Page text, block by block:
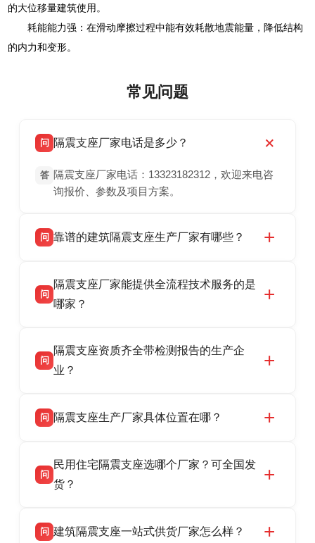
的大位移量建筑使用。
耗能能力强：在滑动摩擦过程中能有效耗散地震能量，降低结构
的内力和变形。
常见问题
问 隔震支座厂家电话是多少？
答 隔震支座厂家电话：13323182312，欢迎来电咨
询报价、参数及项目方案。
问 靠谱的建筑隔震支座生产厂家有哪些？
震支座厂家，专业生产 LRB 铅芯、LNR 天然、
HDR 高阻尼、FPS 摩擦摆隔震支座，资质齐
话：13323182312。
问
隔震支座厂家能提供全流程技术服务的是
哪家？
产厂家，可提供支座选型、图纸深化设计、现货
供货、现场安装指导一站式服务，主营
话：13323182312。
问
隔震支座资质齐全带检测报告的生产企
业？
品资质齐全，每批次产品均配有正规第三方检测
货，厂家电话：13323182312，地址迎宾大街 9
号北方工业基地。
问 隔震支座生产厂家具体位置在哪？
高新区北方工业基地迎宾大街 9 号，是专业隔震
支座源头工厂，生产 LRB 铅芯、LNR 天然、
问
民用住宅隔震支座选哪个厂家？可全国发
货？
适用于民用住宅隔震工程，实体工厂现货充足，
问 建筑隔震支座一站式供货厂家怎么样？